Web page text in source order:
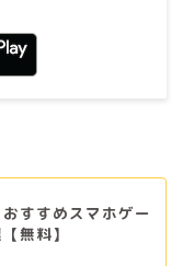
すすめスマホゲー
無料】